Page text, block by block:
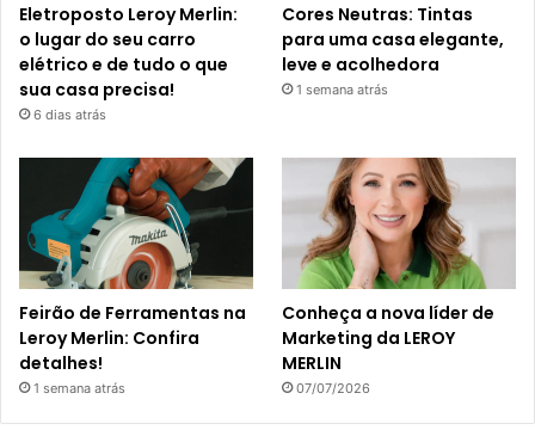
Eletroposto Leroy Merlin:
o lugar do seu carro
elétrico e de tudo o que
sua casa precisa!
6 dias atrás
Cores Neutras: Tintas
para uma casa elegante,
leve e acolhedora
1 semana atrás
Feirão de Ferramentas na
Leroy Merlin: Confira
detalhes!
1 semana atrás
Conheça a nova líder de
Marketing da LEROY
MERLIN
07/07/2026